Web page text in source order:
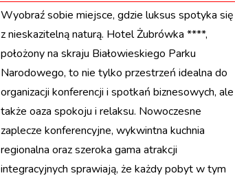
Wyobraź sobie miejsce, gdzie luksus spotyka się
z nieskazitelną naturą. Hotel Żubrówka ****,
położony na skraju Białowieskiego Parku
Narodowego, to nie tylko przestrzeń idealna do
organizacji konferencji i spotkań biznesowych, ale
także oaza spokoju i relaksu. Nowoczesne
zaplecze konferencyjne, wykwintna kuchnia
regionalna oraz szeroka gama atrakcji
integracyjnych sprawiają, że każdy pobyt w tym